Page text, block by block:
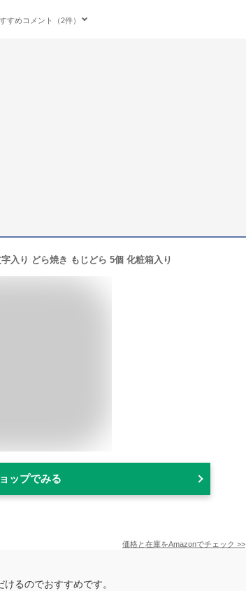
すめコメント（2件）
入り どら焼き もじどら 5個 化粧箱入り
ップでみる
価格と在庫をAmazonでチェック >>
るのでおすすめです。